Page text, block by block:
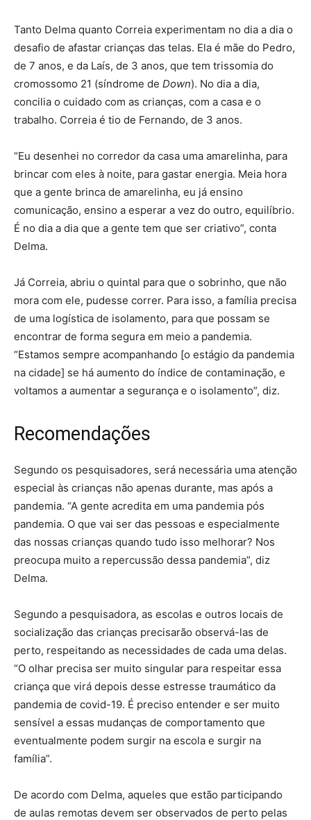
Tanto Delma quanto Correia experimentam no dia a dia o
desafio de afastar crianças das telas. Ela é mãe do Pedro,
de 7 anos, e da Laís, de 3 anos, que tem trissomia do
cromossomo 21 (síndrome de Down). No dia a dia,
concilia o cuidado com as crianças, com a casa e o
trabalho. Correia é tio de Fernando, de 3 anos.
“Eu desenhei no corredor da casa uma amarelinha, para
brincar com eles à noite, para gastar energia. Meia hora
que a gente brinca de amarelinha, eu já ensino
comunicação, ensino a esperar a vez do outro, equilíbrio.
É no dia a dia que a gente tem que ser criativo”, conta
Delma.
Já Correia, abriu o quintal para que o sobrinho, que não
mora com ele, pudesse correr. Para isso, a família precisa
de uma logística de isolamento, para que possam se
encontrar de forma segura em meio a pandemia.
“Estamos sempre acompanhando [o estágio da pandemia
na cidade] se há aumento do índice de contaminação, e
voltamos a aumentar a segurança e o isolamento”, diz.
Recomendações
Segundo os pesquisadores, será necessária uma atenção
especial às crianças não apenas durante, mas após a
pandemia. “A gente acredita em uma pandemia pós
pandemia. O que vai ser das pessoas e especialmente
das nossas crianças quando tudo isso melhorar? Nos
preocupa muito a repercussão dessa pandemia”, diz
Delma.
Segundo a pesquisadora, as escolas e outros locais de
socialização das crianças precisarão observá-las de
perto, respeitando as necessidades de cada uma delas.
“O olhar precisa ser muito singular para respeitar essa
criança que virá depois desse estresse traumático da
pandemia de covid-19. É preciso entender e ser muito
sensível a essas mudanças de comportamento que
eventualmente podem surgir na escola e surgir na
família”.
De acordo com Delma, aqueles que estão participando
de aulas remotas devem ser observados de perto pelas